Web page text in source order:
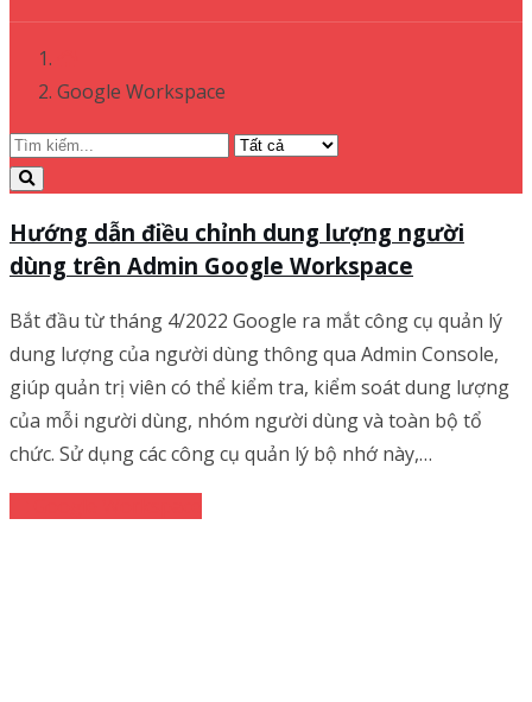
Google Workspace
Hướng dẫn điều chỉnh dung lượng người
dùng trên Admin Google Workspace
Bắt đầu từ tháng 4/2022 Google ra mắt công cụ quản lý
dung lượng của người dùng thông qua Admin Console,
giúp quản trị viên có thể kiểm tra, kiểm soát dung lượng
của mỗi người dùng, nhóm người dùng và toàn bộ tổ
chức. Sử dụng các công cụ quản lý bộ nhớ này,…